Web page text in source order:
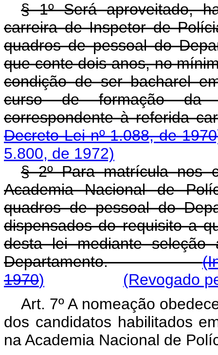
§ 1º Será aproveitado,
carreira de Inspetor de
quadros de pessoal do
que conte dois anos, no
condição de ser bacharel
curso de formação da
correspondente à
Decreto-Lei nº 1.088, de
5.800, de 1972)
§ 2º Para matrícula nos
Academia Nacional de
quadros de pessoal do
dispensados do requisito a
desta lei mediante seleção
Departamento.
1970)
(Revogado
Art. 7º A nomeação
dos candidatos habilitados
na Academia Nacional de